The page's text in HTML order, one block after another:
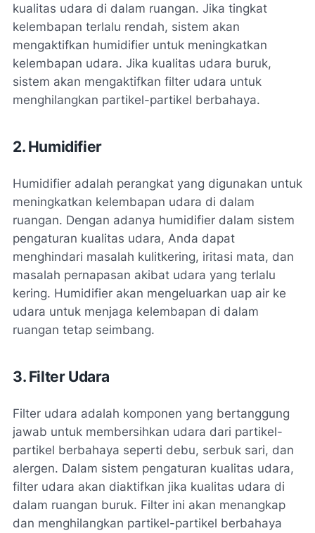
kualitas udara di dalam ruangan. Jika tingkat
kelembapan terlalu rendah, sistem akan
mengaktifkan humidifier untuk meningkatkan
kelembapan udara. Jika kualitas udara buruk,
sistem akan mengaktifkan filter udara untuk
menghilangkan partikel-partikel berbahaya.
2. Humidifier
Humidifier adalah perangkat yang digunakan untuk
meningkatkan kelembapan udara di dalam
ruangan. Dengan adanya humidifier dalam sistem
pengaturan kualitas udara, Anda dapat
menghindari masalah kulitkering, iritasi mata, dan
masalah pernapasan akibat udara yang terlalu
kering. Humidifier akan mengeluarkan uap air ke
udara untuk menjaga kelembapan di dalam
ruangan tetap seimbang.
3. Filter Udara
Filter udara adalah komponen yang bertanggung
jawab untuk membersihkan udara dari partikel-
partikel berbahaya seperti debu, serbuk sari, dan
alergen. Dalam sistem pengaturan kualitas udara,
filter udara akan diaktifkan jika kualitas udara di
dalam ruangan buruk. Filter ini akan menangkap
dan menghilangkan partikel-partikel berbahaya